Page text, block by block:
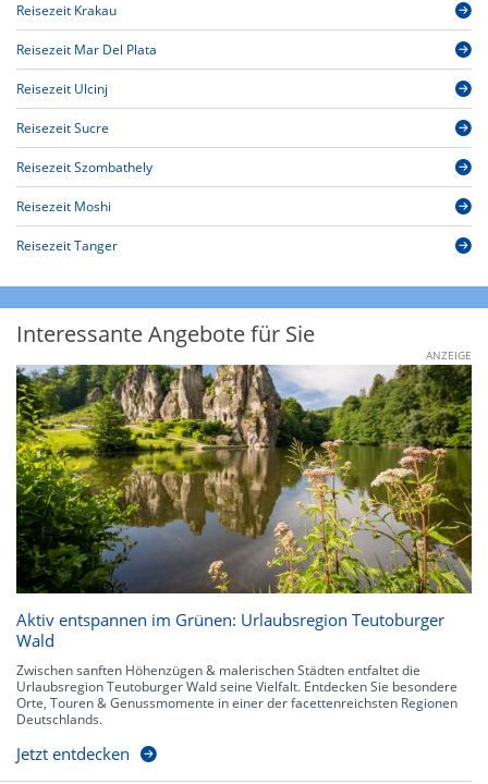
Reisezeit Krakau
Reisezeit Mar Del Plata
Reisezeit Ulcinj
Reisezeit Sucre
Reisezeit Szombathely
Reisezeit Moshi
Reisezeit Tanger
Interessante Angebote für Sie
ANZEIGE
Aktiv entspannen im Grünen: Urlaubsregion Teutoburger
Wald
Zwischen sanften Höhenzügen & malerischen Städten entfaltet die
Urlaubsregion Teutoburger Wald seine Vielfalt. Entdecken Sie besondere
Orte, Touren & Genussmomente in einer der facettenreichsten Regionen
Deutschlands.
Jetzt entdecken